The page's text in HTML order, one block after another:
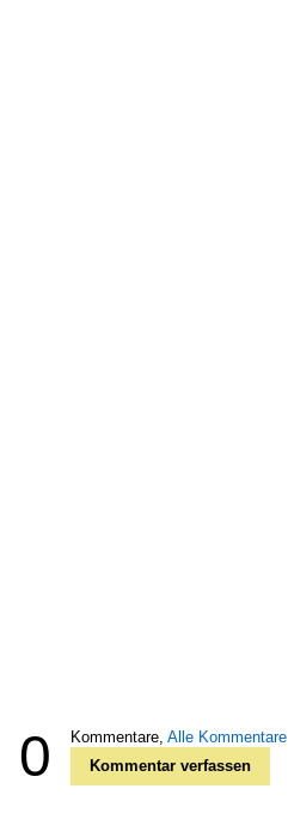
0 Kommentare, Alle Kommentare
Kommentar verfassen